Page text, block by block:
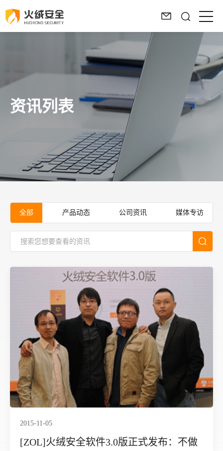
资讯列表
全部 产品动态 公司资讯 媒体专访
2015-11-05
[ZOL]火绒安全软件3.0版正式发布：不做